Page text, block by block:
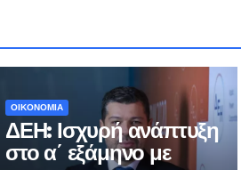
ΟΙΚΟΝΟΜΙΑ
ΔΕΗ: Ισχυρή ανάπτυξη
στο α΄ εξάμηνο με